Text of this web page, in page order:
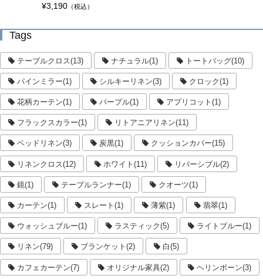
¥3,190 （税込）
Tags
テーブルクロス(13) ナチュラル(1) トートバッグ(10)
パインミラー(1) シルキーリネン(3) クロック(1)
花柄カーテン(1) パープル(1) アプリコット(1)
フラックスカラー(1) リトアニアリネン(11)
ベッドリネン(3) 炭黒(1) クッションカバー(15)
リネンクロス(12) ホワイト(11) リバーシブル(2)
鏡(1) テーブルランナー(1) クオーツ(1)
カーテン(1) スレート(1) 薄紫(1) 翡翠(1)
ウォッシュブルー(1) ラスティック(5) ライトブルー(1)
リネン(79) ブランケット(2) 白(5)
カフェカーテン(7) オリジナル家具(2) ヘリンボーン(3)